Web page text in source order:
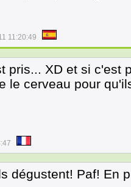
11:20:49
pris... XD et si c'est
le cerveau pour
dégustent! Paf! En